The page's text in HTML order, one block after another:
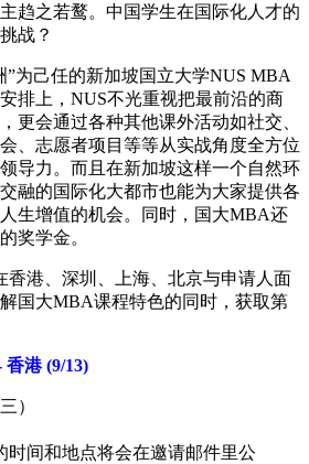
趋之若鹜。中国学生在国际化人才的
战？
”为己任的新加坡国立大学NUS MBA
排上，NUS不光重视把最前沿的商
更会通过各种其他课外活动如社交、
、志愿者项目等等从实战角度全方位
导力。而且在新加坡这样一个自然环
融的国际化大都市也能为大家提供各
生增值的机会。同时，国大MBA还
奖学金。
香港、深圳、上海、北京与申请人面
国大MBA课程特色的同时，获取第
港 (9/13)
）
时间和地点将会在邀请邮件里公